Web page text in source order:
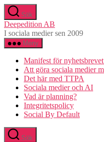
Hoppa
till
innehåll
Sök
Deepedition AB
I sociala medier sen 2009
Meny
Manifest för
Att göra sociala medier
Det här med TTPA
Sociala medier och AI
Vad är planning?
Integritetspolicy
Social By Default
Sök